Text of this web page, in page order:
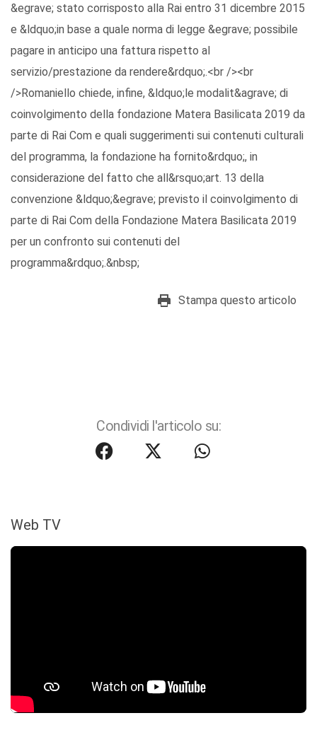
&egrave; stato corrisposto alla Rai entro 31 dicembre 2015
e &ldquo;in base a quale norma di legge &egrave; possibile
pagare in anticipo una fattura rispetto al
servizio/prestazione da rendere&rdquo;.<br /><br
/>Romaniello chiede, infine, &ldquo;le modalit&agrave; di
coinvolgimento della fondazione Matera Basilicata 2019 da
parte di Rai Com e quali suggerimenti sui contenuti culturali
del programma, la fondazione ha fornito&rdquo;, in
considerazione del fatto che all&rsquo;art. 13 della
convenzione &ldquo;&egrave; previsto il coinvolgimento di
parte di Rai Com della Fondazione Matera Basilicata 2019
per un confronto sui contenuti del
programma&rdquo;.&nbsp;
Stampa questo articolo
Condividi l'articolo su:
Web TV